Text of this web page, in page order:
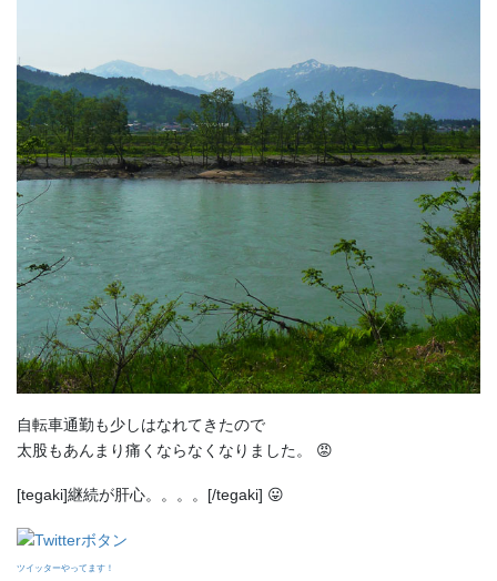
自転車通勤も少しはなれてきたので
太股もあんまり痛くならなくなりました。 😡
[tegaki]継続が肝心。。。。[/tegaki] 😛
ツイッターやってます！